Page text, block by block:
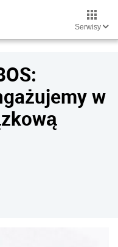
Serwisy
w